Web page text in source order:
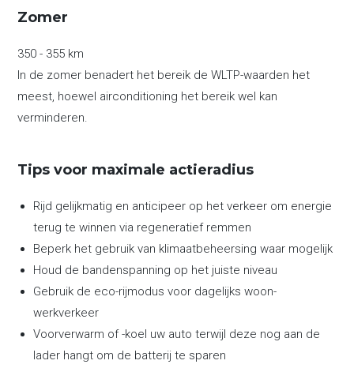
Zomer
350 - 355 km
In de zomer benadert het bereik de WLTP-waarden het
meest, hoewel airconditioning het bereik wel kan
verminderen.
Tips voor maximale actieradius
Rijd gelijkmatig en anticipeer op het verkeer om energie
terug te winnen via regeneratief remmen
Beperk het gebruik van klimaatbeheersing waar mogelijk
Houd de bandenspanning op het juiste niveau
Gebruik de eco-rijmodus voor dagelijks woon-
werkverkeer
Voorverwarm of -koel uw auto terwijl deze nog aan de
lader hangt om de batterij te sparen